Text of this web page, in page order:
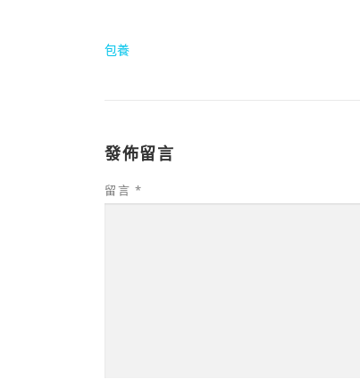
包養
發佈留言
留言 *